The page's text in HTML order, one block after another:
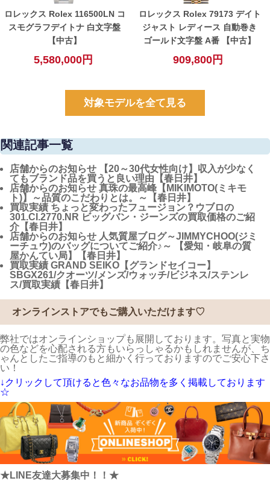
ロレックス Rolex 116500LN コ
スモグラフデイトナ 白文字盤
【中古】
5,580,000円
ロレックス Rolex 79173 デイト
ジャスト レディース 自動巻き
ゴールド文字盤 A番 【中古】
909,800円
対象モデルを全て見る
関連記事一覧
店舗からのお知らせ 【20～30代女性向け】収入が少なく
てもブランド品を買うと良い理由【春日井】
店舗からのお知らせ 真珠の最高峰【MIKIMOTO(ミキモ
ト)】～品質のこだわりとは。～【春日井】
買取実績 ちょっと変わったフュージョン？ウブロの
301.CI.2770.NR ビッグバン・ジーンズの買取価格のご紹
介【春日井】
店舗からのお知らせ 人気質屋ブログ～JIMMYCHOO(ジミ
ーチュウ)のバッグについてご紹介♪～ 【愛知・岐阜の質
屋かんてい局】【春日井】
買取実績 GRAND SEIKO【グランドセイコー】
SBGX261/クオーツ/メンズ/ウォッチ/ビジネス/ステンレ
ス/買取実績【春日井】
オンラインストアでもご購入いただけます♡
弊社ではオンラインショップも展開しております。写真と実物
の色などを心配される方もいらっしゃるかもしれませんが、ち
ゃんとしたご指導のもと細かく行っておりますのでご安心下さ
い！
↓クリックして頂けると色々なお品物を多く掲載しております
☆
★LINE友達大募集中！！★